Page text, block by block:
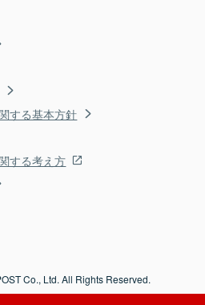
する基本方針
する考え方
Co., Ltd. All Rights Reserved.